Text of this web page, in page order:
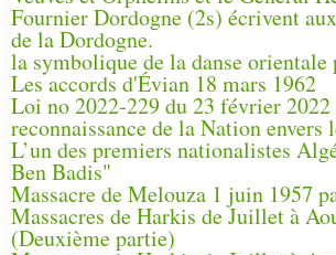
Fournier Dordogne (2s) écrivent
de la Dordogne.
la symbolique de la danse orientale
Les accords d'Évian 18 mars 1962
Loi no 2022-229 du 23 février
reconnaissance de la Nation envers
L’un des premiers nationalistes
Ben Badis"
Massacre de Melouza 1 juin 1957
Massacres de Harkis de Juillet à
(Deuxième partie)